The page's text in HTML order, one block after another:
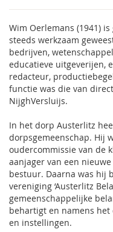
Wim Oerlemans (1941)
steeds werkzaam
bedrijven,
educatieve uitgeverijen,
redacteur,
functie was die van
NijghVersluijs.
In het dorp Austerlitz
dorpsgemeenschap. Hij
oudercommissie van de
aanjager van een
bestuur. Daarna was hij
vereniging ‘Austerlitz
gemeenschappelijke
behartigt en namens
en instellingen.